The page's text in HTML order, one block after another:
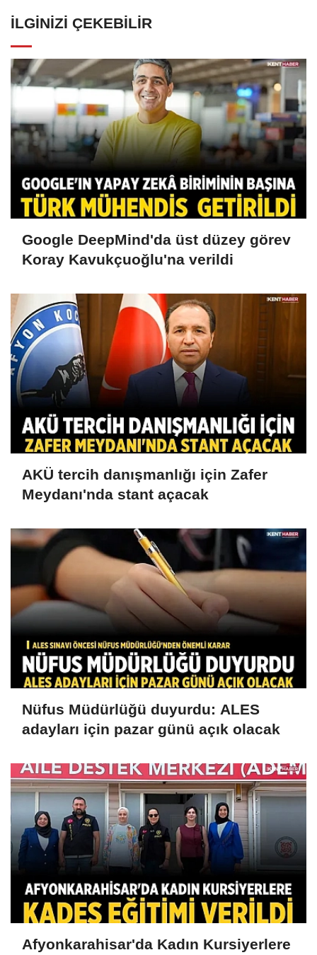
İLGINIZI ÇEKEBILIR
Google DeepMind'da üst düzey görev
Koray Kavukçuoğlu'na verildi
AKÜ tercih danışmanlığı için Zafer
Meydanı'nda stant açacak
Nüfus Müdürlüğü duyurdu: ALES
adayları için pazar günü açık olacak
Afyonkarahisar'da Kadın Kursiyerlere